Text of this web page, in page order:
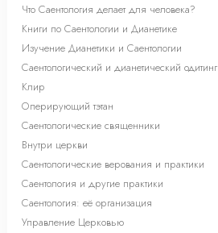
Что Саентология делает для человека?
Книги по Саентологии и Дианетике
Изучение Дианетики и Саентологии
Саентологический и дианетический одитинг
Клир
Оперирующий тэтан
Саентологические священники
Внутри церкви
Саентологические верования и практики
Саентология и другие практики
Саентология: её организация
Управление Церковью